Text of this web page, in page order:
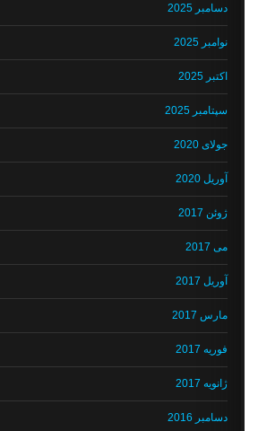
دسامبر 2025
نوامبر 2025
اکتبر 2025
سپتامبر 2025
جولای 2020
آوریل 2020
ژوئن 2017
می 2017
آوریل 2017
مارس 2017
فوریه 2017
ژانویه 2017
دسامبر 2016